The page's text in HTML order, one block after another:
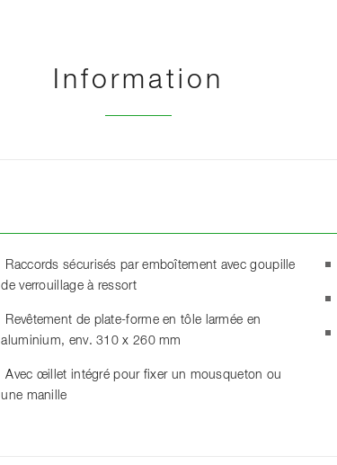
Information
Raccords sécurisés par emboîtement avec goupille
de verrouillage à ressort
Revêtement de plate-forme en tôle larmée en
aluminium, env. 310 x 260 mm
Avec œillet intégré pour fixer un mousqueton ou
une manille